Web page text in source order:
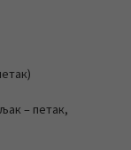
– петак,